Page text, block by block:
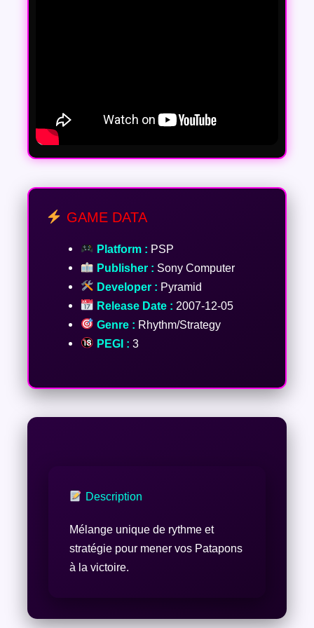
GAME DATA
Platform : PSP
Publisher : Sony Computer
Developer : Pyramid
Release Date : 2007-12-05
Genre : Rhythm/Strategy
PEGI : 3
Description
Mélange unique de rythme et
stratégie pour mener vos Patapons
à la victoire.